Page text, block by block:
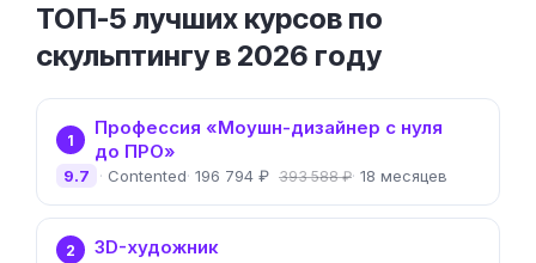
ТОП-5 лучших курсов по
скульптингу в 2026 году
1
Профессия «Моушн-дизайнер с нуля
до ПРО»
Contented 196 794 ₽ 393 588 ₽ 18 месяцев
9.7
2 3D-художник